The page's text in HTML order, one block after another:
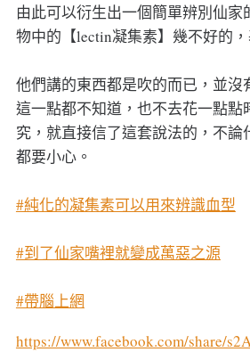
由此可以衍生出一個簡單辨別仙
物中的【lectin凝集素】幾不好的，
他們講的東西都是吹的而已，並沒
這一點都不知道，也不去花一點點
究，就直接信了這套說法的，不論
都要小心。
#純化的凝集素可以用來辨識血型
#到了仙家嘴裡就變成萬惡之源
#帶腦上網
https://www.facebook.com/share/